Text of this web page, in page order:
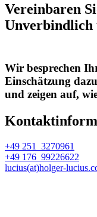
Vereinbaren
Unverbindlich
Wir besprechen
Einschätzung
und zeigen auf,
+49 251 3270961
+49 176 99226622
lucius(at)holger-